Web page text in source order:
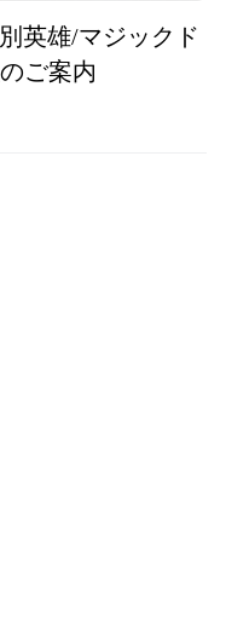
英雄/マジックド
ご案内